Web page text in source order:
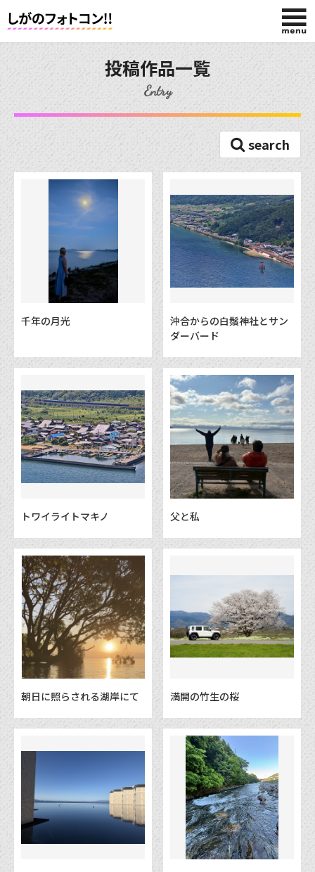
応募規約
投稿作品
投稿作品一覧
Entry
search
​千年の月光
沖合からの白鬚神社とサン
ダーバード
トワイライトマキノ 父と私
朝日に照らされる湖岸にて 満開の竹生の桜